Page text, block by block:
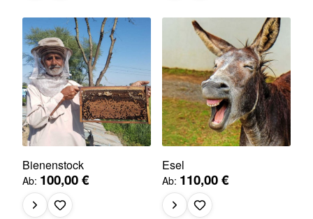
Bienenstock
Ab 100,00 €
Esel
Ab 110,00 €